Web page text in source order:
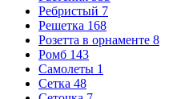
Ребристый 7
Решетка 168
Розетта в орнаменте 8
Ромб 143
Самолеты 1
Сетка 48